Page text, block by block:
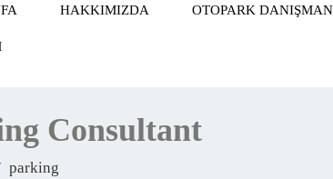
HAKKIMIZDA OTOPARK
Consultant
parking